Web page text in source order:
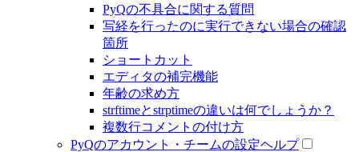
PyQの不具合に関する質問
写経を行ったのに実行できない場合の確認
箇所
ショートカット
エディタの補完機能
年齢の求め方
strftimeとstrptimeの違いは何でしょうか？
複数行コメントの付け方
PyQのアカウント・チームの設定ヘルプ